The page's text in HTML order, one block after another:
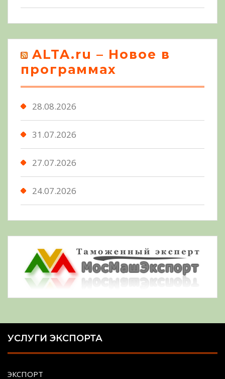
ALTA.ru – Новое в
программах
28.08.2026
31.07.2026
27.07.2026
24.07.2026
УСЛУГИ ЭКСПОРТА
ЭКСПОРТ